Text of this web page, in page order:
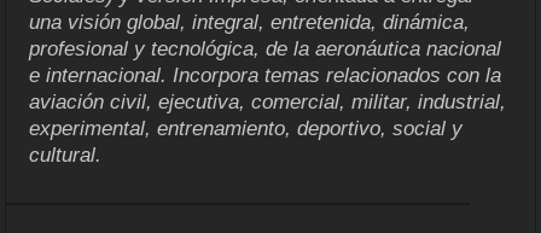
una visión global, integral, entretenida, dinámica,
profesional y tecnológica, de la aeronáutica nacional
e internacional. Incorpora temas relacionados con la
aviación civil, ejecutiva, comercial, militar, industrial,
experimental, entrenamiento, deportivo, social y
cultural.